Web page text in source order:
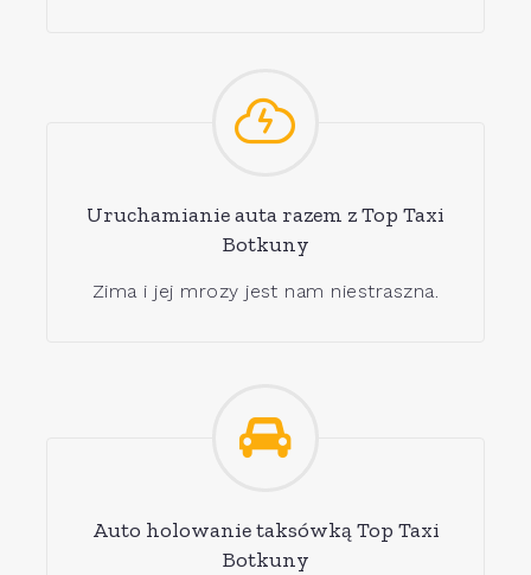
Uruchamianie auta razem z Top Taxi
Botkuny
Zima i jej mrozy jest nam niestraszna.
Auto holowanie taksówką Top Taxi
Botkuny